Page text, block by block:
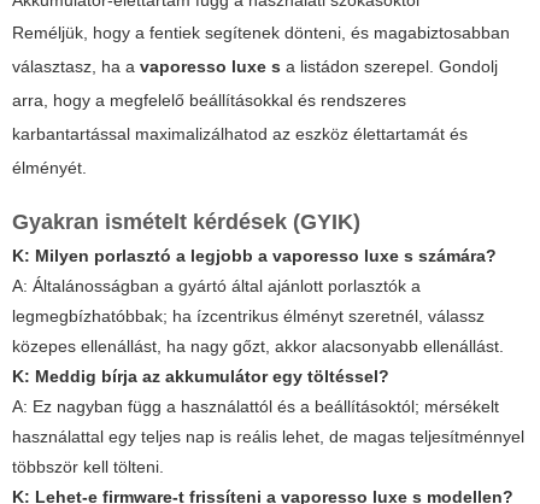
Reméljük, hogy a fentiek segítenek dönteni, és magabiztosabban
választasz, ha a vaporesso luxe s a listádon szerepel. Gondolj
arra, hogy a megfelelő beállításokkal és rendszeres
karbantartással maximalizálhatod az eszköz élettartamát és
élményét.
Gyakran ismételt kérdések (GYIK)
K: Milyen porlasztó a legjobb a vaporesso luxe s számára?
A: Általánosságban a gyártó által ajánlott porlasztók a
legmegbízhatóbbak; ha ízcentrikus élményt szeretnél, válassz
közepes ellenállást, ha nagy gőzt, akkor alacsonyabb ellenállást.
K: Meddig bírja az akkumulátor egy töltéssel?
A: Ez nagyban függ a használattól és a beállításoktól; mérsékelt
használattal egy teljes nap is reális lehet, de magas teljesítménnyel
többször kell tölteni.
K: Lehet-e firmware-t frissíteni a vaporesso luxe s modellen?